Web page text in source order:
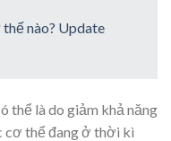
nào? Update
thể là do giảm khả năng
cơ thể đang ở thời kì